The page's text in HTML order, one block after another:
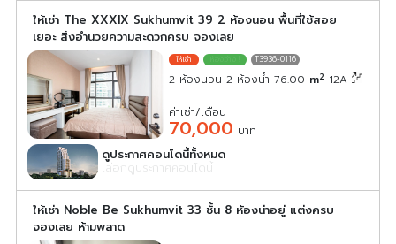
ให้เช่า The XXXIX Sukhumvit 39 2 ห้องนอน พื้นที่ใช้สอย
เยอะ สิ่งอำนวยความสะดวกครบ จองเลย
T3936-0116
2 ห้องนอน 2 ห้องน้ำ 76.00 m2 12A
ค่าเช่า/เดือน
70,000 บาท
ดูประกาศคอนโดนี้ทั้งหมด
เลือกดูประกาศคอนโดนี้
ให้เช่า Noble Be Sukhumvit 33 ชั้น 8 ห้องน่าอยู่ แต่งครบ
จองเลย ห้ามพลาด